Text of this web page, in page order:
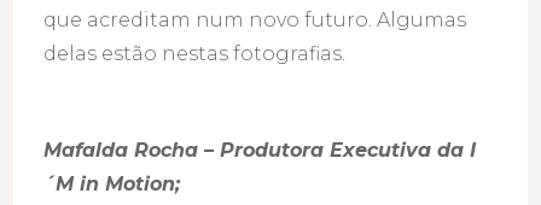
que acreditam num novo futuro. Algumas
delas estão nestas fotografias.
Mafalda Rocha – Produtora Executiva da I
´M in Motion;